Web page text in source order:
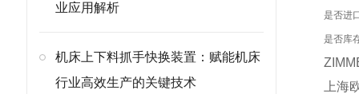
业应用解析
机床上下料抓手快换装置：赋能机床
行业高效生产的关键技术
是否进
是否库
上海